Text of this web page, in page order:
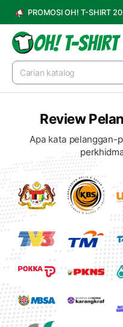
PROMOSI OH! T-SHIRT
Review
Apa kata pelanggan-